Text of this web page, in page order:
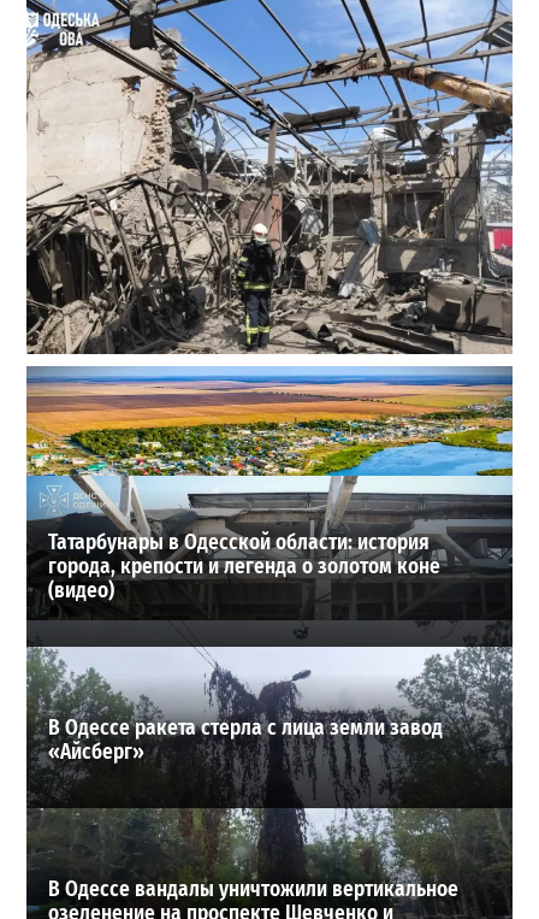
В Одессе выросло число пострадавших после атаки
реактивных дронов (фото)
2
2026-07-24
ВИБОР РЕДАКЦИИ
Татарбунары в Одесской области: история
города, крепости и легенда о золотом коне
(видео)
В Одессе ракета стерла с лица земли завод
«Айсберг»
В Одессе вандалы уничтожили вертикальное
озеленение на проспекте Шевченко и